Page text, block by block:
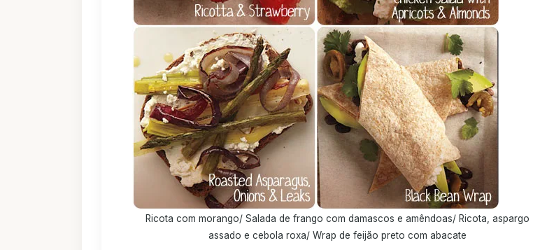
Ricota com morango/ Salada de frango com damascos e amêndoas/ Ricota, aspargo
assado e cebola roxa/ Wrap de feijão preto com abacate